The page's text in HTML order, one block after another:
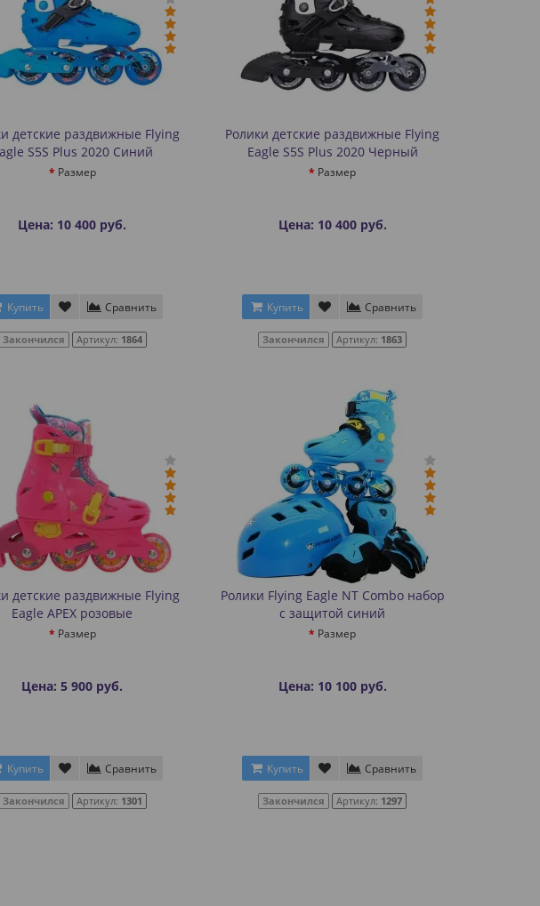
детские раздвижные Flying
S5S Plus 2020 Синий
Размер
Цена: 10 400 руб.
Купить Сравнить
Закончился Артикул: 1864
Ролики детские раздвижные Flying
Eagle S5S Plus 2020 Черный
Размер
Цена: 10 400 руб.
Купить Сравнить
Закончился Артикул: 1863
детские раздвижные Flying
Eagle APEX розовые
Размер
Цена: 5 900 руб.
Купить Сравнить
Закончился Артикул: 1301
Ролики Flying Eagle NT Combo набор
с защитой синий
Размер
Цена: 10 100 руб.
Купить Сравнить
Закончился Артикул: 1297